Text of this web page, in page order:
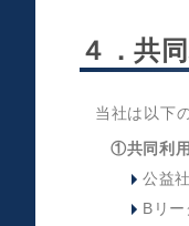
４．共
当社は以下
①共同利
公益
Bリ